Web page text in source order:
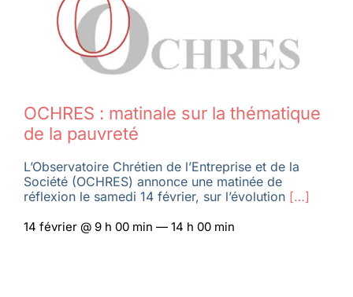
OCHRES : matinale sur la thématique
de la pauvreté
L’Observatoire Chrétien de l’Entreprise et de la
Société (OCHRES) annonce une matinée de
réflexion le samedi 14 février, sur l’évolution[…]
14 février @ 9 h 00 min — 14 h 00 min